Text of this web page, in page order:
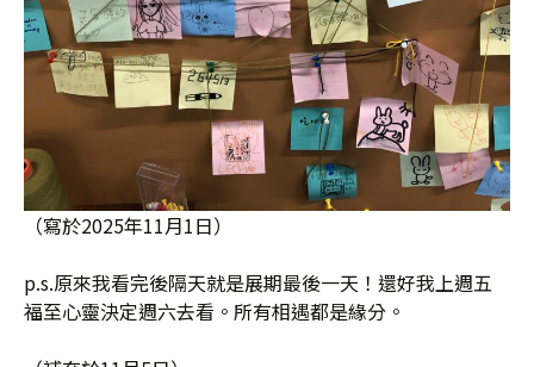
（寫於2025年11月1日）
p.s.原來我看完後隔天就是展期最後一天！還好我上週五
福至心靈決定週六去看。所有相遇都是緣分。